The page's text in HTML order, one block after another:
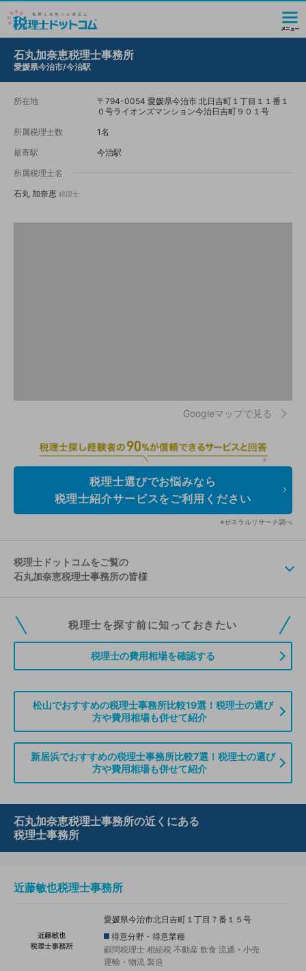
石丸加奈恵税理士事務所
愛媛県今治市/今治駅
所在地
〒794-0054 愛媛県今治市 北日吉町１丁目１１番１
０号ライオンズマンション今治日吉町９０１号
所属税理士数
1名
最寄駅
今治駅
所属税理士名
石丸 加奈恵 税理士
Googleマップで見る
税理士選びでお悩みなら
税理士紹介サービスをご利用ください
※ゼネラルリサーチ調べ
税理士ドットコムをご覧の
石丸加奈恵税理士事務所の皆様
税理士ドットコムの無料会員にご登録いただくと、貴事務所の情報を編集し
ていただくことができます。また、税理士をお探しの方との接点をご提供す
無料登録のご案内はこちら
税理士を探す前に知っておきたい
税理士の費用相場を確認する
松山でおすすめの税理士事務所比較19選！税理士の選び
方や費用相場も併せて紹介
新居浜でおすすめの税理士事務所比較7選！税理士の選び
方や費用相場も併せて紹介
石丸加奈恵税理士事務所の近くにある
税理士事務所
近藤敏也税理士事務所
愛媛県今治市北日吉町１丁目７番１５号
得意分野・得意業種
顧問税理士 相続税 不動産 飲食 流通・小売
運輸・物流 製造